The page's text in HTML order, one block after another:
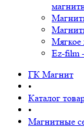
Мягкое
Ez-film
ГК Магнит
•
Каталог
•
Магнитные